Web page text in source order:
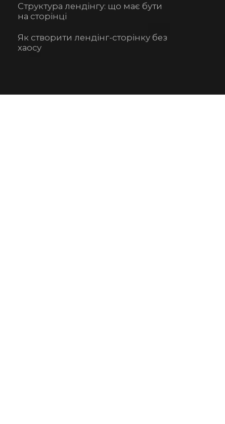
Структура лендінгу: що має бути
на сторінці
Як створити лендінг-сторінку без
хаосу